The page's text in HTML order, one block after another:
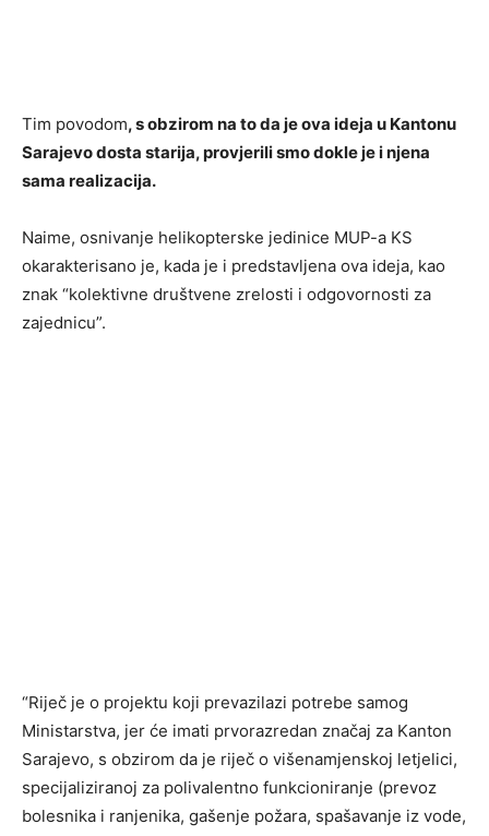
Tim povodom, s obzirom na to da je ova ideja u Kantonu
Sarajevo dosta starija, provjerili smo dokle je i njena
sama realizacija.
Naime, osnivanje helikopterske jedinice MUP-a KS
okarakterisano je, kada je i predstavljena ova ideja, kao
znak “kolektivne društvene zrelosti i odgovornosti za
zajednicu”.
“Riječ je o projektu koji prevazilazi potrebe samog
Ministarstva, jer će imati prvorazredan značaj za Kanton
Sarajevo, s obzirom da je riječ o višenamjenskoj letjelici,
specijaliziranoj za polivalentno funkcioniranje (prevoz
bolesnika i ranjenika, gašenje požara, spašavanje iz vode,